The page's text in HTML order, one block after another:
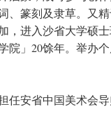
、篆刻及隶草。又
，进入沙省大学硕
院」20馀年。举办
任安省中国美术会